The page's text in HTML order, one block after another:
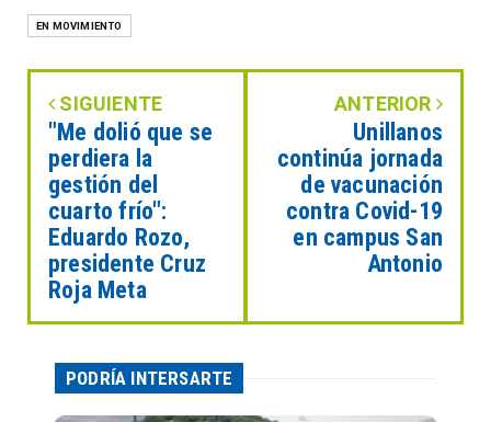
EN MOVIMIENTO
SIGUIENTE
"Me dolió que se
perdiera la
gestión del
cuarto frío":
Eduardo Rozo,
presidente Cruz
Roja Meta
ANTERIOR
Unillanos
continúa jornada
de vacunación
contra Covid-19
en campus San
Antonio
PODRÍA INTERSARTE